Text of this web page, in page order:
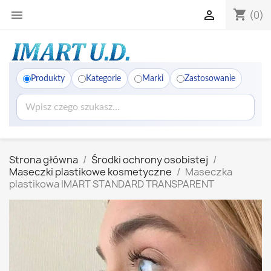
 shopping_cart (0)

Produkty Kategorie Marki Zastosowanie
Strona główna
Środki ochrony osobistej
Maseczki plastikowe kosmetyczne
Maseczka
plastikowa IMART STANDARD TRANSPARENT